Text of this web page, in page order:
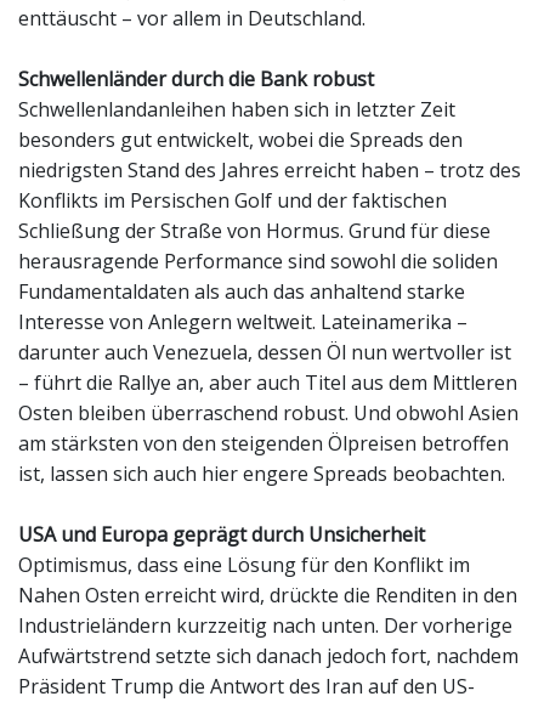
enttäuscht – vor allem in Deutschland.
Schwellenländer durch die Bank robust
Schwellenlandanleihen haben sich in letzter Zeit
besonders gut entwickelt, wobei die Spreads den
niedrigsten Stand des Jahres erreicht haben – trotz des
Konflikts im Persischen Golf und der faktischen
Schließung der Straße von Hormus. Grund für diese
herausragende Performance sind sowohl die soliden
Fundamentaldaten als auch das anhaltend starke
Interesse von Anlegern weltweit. Lateinamerika –
darunter auch Venezuela, dessen Öl nun wertvoller ist
– führt die Rallye an, aber auch Titel aus dem Mittleren
Osten bleiben überraschend robust. Und obwohl Asien
am stärksten von den steigenden Ölpreisen betroffen
ist, lassen sich auch hier engere Spreads beobachten.
USA und Europa geprägt durch Unsicherheit
Optimismus, dass eine Lösung für den Konflikt im
Nahen Osten erreicht wird, drückte die Renditen in den
Industrieländern kurzzeitig nach unten. Der vorherige
Aufwärtstrend setzte sich danach jedoch fort, nachdem
Präsident Trump die Antwort des Iran auf den US-